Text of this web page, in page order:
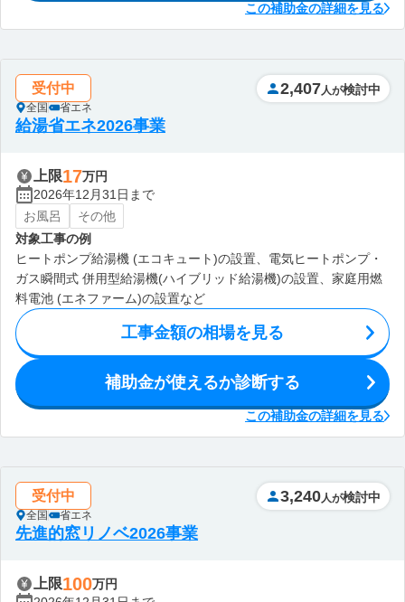
この補助金の詳細を見る
受付中
全国 省エネ
2,407 人が検討中
給湯省エネ2026事業
上限17万円
2026年12月31日まで
お風呂
その他
対象工事の例
ヒートポンプ給湯機 (エコキュート)の設置、電気ヒートポンプ・
ガス瞬間式 併用型給湯機(ハイブリッド給湯機)の設置、家庭用燃
料電池 (エネファーム)の設置など
工事金額の相場を見る
補助金が使えるか診断する
この補助金の詳細を見る
受付中
全国 省エネ
3,240 人が検討中
先進的窓リノベ2026事業
上限100万円